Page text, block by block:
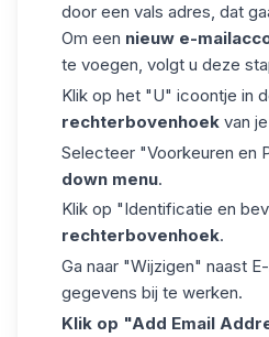
door een vals adres, dat
Om een nieuw e-
te voegen, volgt u deze
Klik op het "U" icoontje in
rechterbovenhoek van
Selecteer "Voorkeuren en
down menu.
Klik op "Identificatie en
rechterbovenhoek.
Ga naar "Wijzigen" naast
gegevens bij te werken.
Klik op "Add Email